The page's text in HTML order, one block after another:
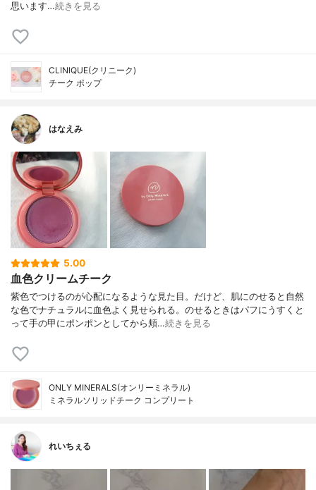
思います…続きを見る
CLINIQUE(クリニーク)
チーク ポップ
はなえみ
5.00
血色クリームチーク
紫色でつけるのが心配になるような見た目。だけど、肌にのせると自然
な色でナチュラルに血色よく見せられる。のせるときはパフにうすくと
って手の甲にポンポンとしてから頬…続きを見る
ONLY MINERALS(オンリーミネラル)
ミネラルソリッドチーク コンプリート
れいちぇる